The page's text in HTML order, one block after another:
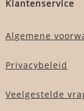
Klantenservice
Algemene
Privacybeleid
Veelgestelde